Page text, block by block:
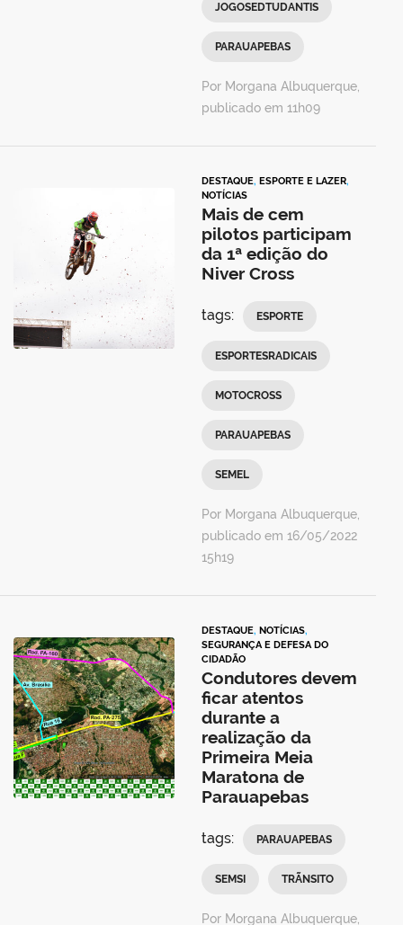
JOGOSEDTUDANTIS
PARAUAPEBAS
Por Morgana Albuquerque,
publicado em 11h09
DESTAQUE, ESPORTE E LAZER,
NOTÍCIAS
Mais de cem
pilotos participam
da 1ª edição do
Niver Cross
tags: ESPORTE
ESPORTESRADICAIS
MOTOCROSS
PARAUAPEBAS
SEMEL
Por Morgana Albuquerque,
publicado em 16/05/2022
15h19
DESTAQUE, NOTÍCIAS,
SEGURANÇA E DEFESA DO
CIDADÃO
Condutores devem
ficar atentos
durante a
realização da
Primeira Meia
Maratona de
Parauapebas
tags: PARAUAPEBAS
SEMSI TRÃNSITO
Por Morgana Albuquerque,